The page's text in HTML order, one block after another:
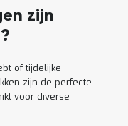
zijn
of tijdelijke
zijn de perfecte
voor diverse